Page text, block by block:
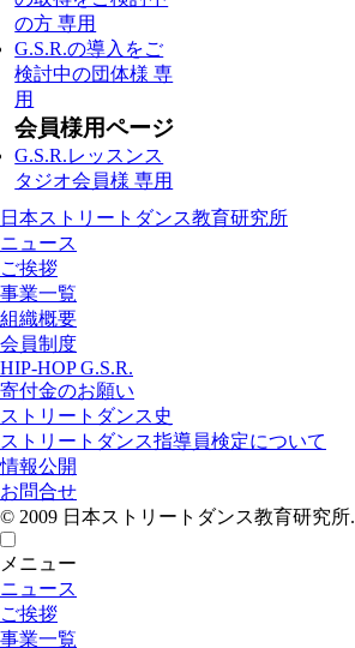
の方 専用
G.S.R.の導入をご
検討中の団体様 専
用
会員様用ページ
G.S.R.レッスンス
タジオ会員様 専用
日本ストリートダンス教育研究所
ニュース
ご挨拶
事業一覧
組織概要
会員制度
HIP-HOP G.S.R.
寄付金のお願い
ストリートダンス史
ストリートダンス指導員検定について
情報公開
お問合せ
© 2009 日本ストリートダンス教育研究所.
メニュー
ニュース
ご挨拶
事業一覧